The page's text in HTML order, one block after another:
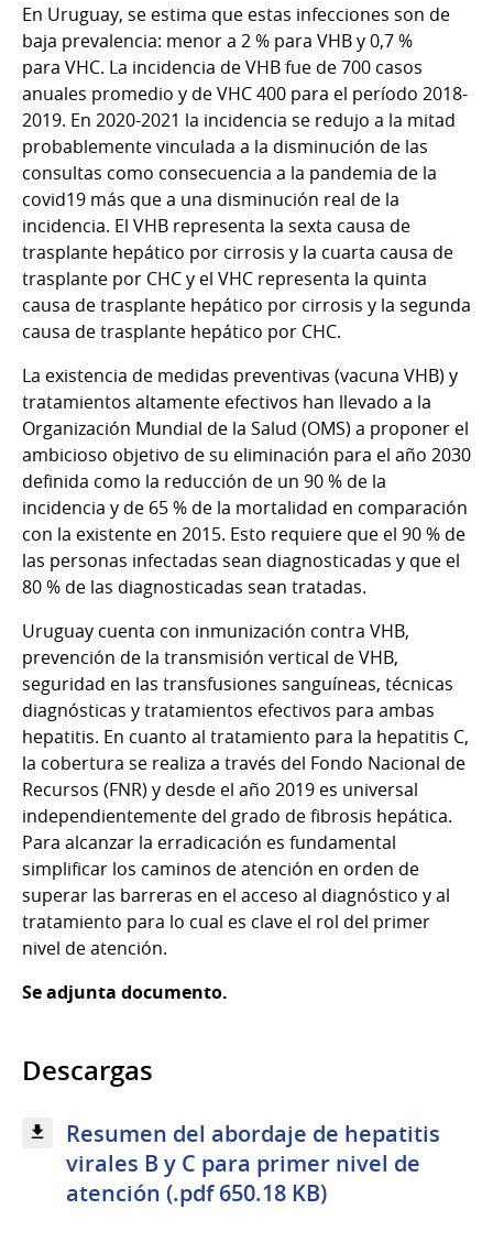
En Uruguay, se estima que estas infecciones son de
baja prevalencia: menor a 2 % para VHB y 0,7 %
para VHC. La incidencia de VHB fue de 700 casos
anuales promedio y de VHC 400 para el período 2018-
2019. En 2020-2021 la incidencia se redujo a la mitad
probablemente vinculada a la disminución de las
consultas como consecuencia a la pandemia de la
covid19 más que a una disminución real de la
incidencia. El VHB representa la sexta causa de
trasplante hepático por cirrosis y la cuarta causa de
trasplante por CHC y el VHC representa la quinta
causa de trasplante hepático por cirrosis y la segunda
causa de trasplante hepático por CHC.
La existencia de medidas preventivas (vacuna VHB) y
tratamientos altamente efectivos han llevado a la
Organización Mundial de la Salud (OMS) a proponer el
ambicioso objetivo de su eliminación para el año 2030
definida como la reducción de un 90 % de la
incidencia y de 65 % de la mortalidad en comparación
con la existente en 2015. Esto requiere que el 90 % de
las personas infectadas sean diagnosticadas y que el
80 % de las diagnosticadas sean tratadas.
Uruguay cuenta con inmunización contra VHB,
prevención de la transmisión vertical de VHB,
seguridad en las transfusiones sanguíneas, técnicas
diagnósticas y tratamientos efectivos para ambas
hepatitis. En cuanto al tratamiento para la hepatitis C,
la cobertura se realiza a través del Fondo Nacional de
Recursos (FNR) y desde el año 2019 es universal
independientemente del grado de fibrosis hepática.
Para alcanzar la erradicación es fundamental
simplificar los caminos de atención en orden de
superar las barreras en el acceso al diagnóstico y al
tratamiento para lo cual es clave el rol del primer
nivel de atención.
Se adjunta documento.
Descargas
Resumen del abordaje de hepatitis
virales B y C para primer nivel de
atención (.pdf 650.18 KB)